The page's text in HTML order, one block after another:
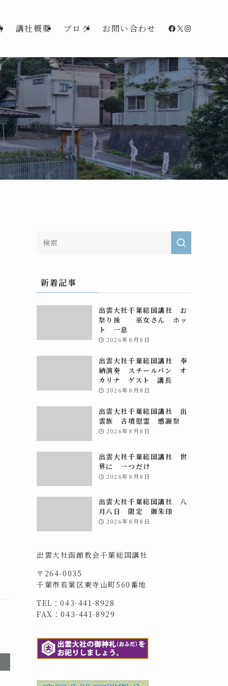
講社概要 ブログ お問い合わせ Facebook
X
新着記事
出雲大社千葉総国講社 お
祭り後 巫女さん ホッ
ト 一息
2026年8月8日
出雲大社千葉総国講社 奉
納演奏 スチールパン オ
カリナ ゲスト 講長
2026年8月8日
出雲大社千葉総国講社 出
雲族 古墳慰霊 感謝祭
2026年8月8日
出雲大社千葉総国講社 世
界に 一つだけ
2026年8月8日
出雲大社千葉総国講社 八
月八日 限定 御朱印
2026年8月8日
出雲大社函館教会千葉総国講社
〒264-0035
千葉市若葉区東寺山町560番地
TEL：043-441-8928
FAX：043-441-8929